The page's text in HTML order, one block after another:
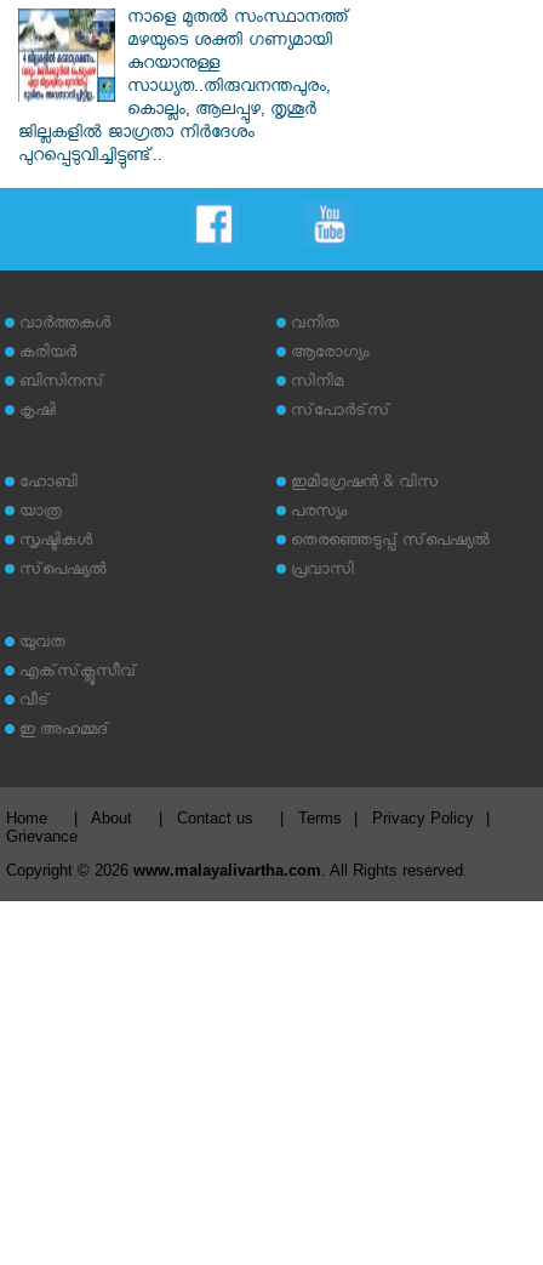
നാളെ മുതൽ സംസ്ഥാനത്ത്
മഴയുടെ ശക്തി ഗണ്യമായി
കുറയാനുള്ള
സാധ്യത..തിരുവനന്തപുരം,
കൊല്ലം, ആലപ്പുഴ, തൃശൂർ
ജില്ലകളിൽ ജാഗ്രതാ നിർദേശം
പുറപ്പെടുവിച്ചിട്ടുണ്ട്..
വാര്‍ത്തകള്‍
കരിയര്‍
ബിസിനസ്
കൃഷി
വനിത
ആരോഗ്യം
സിനിമ
സ്‌പോര്‍ട്‌സ്
ഹോബി
യാത്ര
സൃഷ്ടികള്‍
സ്‌പെഷ്യല്‍
ഇമിഗ്രേഷന്‍ & വിസ
പരസ്യം
തെരഞ്ഞെടുപ്പ് സ്‌പെഷ്യല്‍
പ്രവാസി
യുവത
എക്‌സ്‌ക്ലൂസീവ്
വീട്
ഇ അഹമ്മദ്‌
Home About Contact us Terms Privacy Policy
Grievance
Copyright © 2026 www.malayalivartha.com . All Rights reserved.